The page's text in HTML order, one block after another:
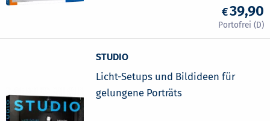
39,90
STUDIO
Licht-Setups und Bildideen für
gelungene Porträts